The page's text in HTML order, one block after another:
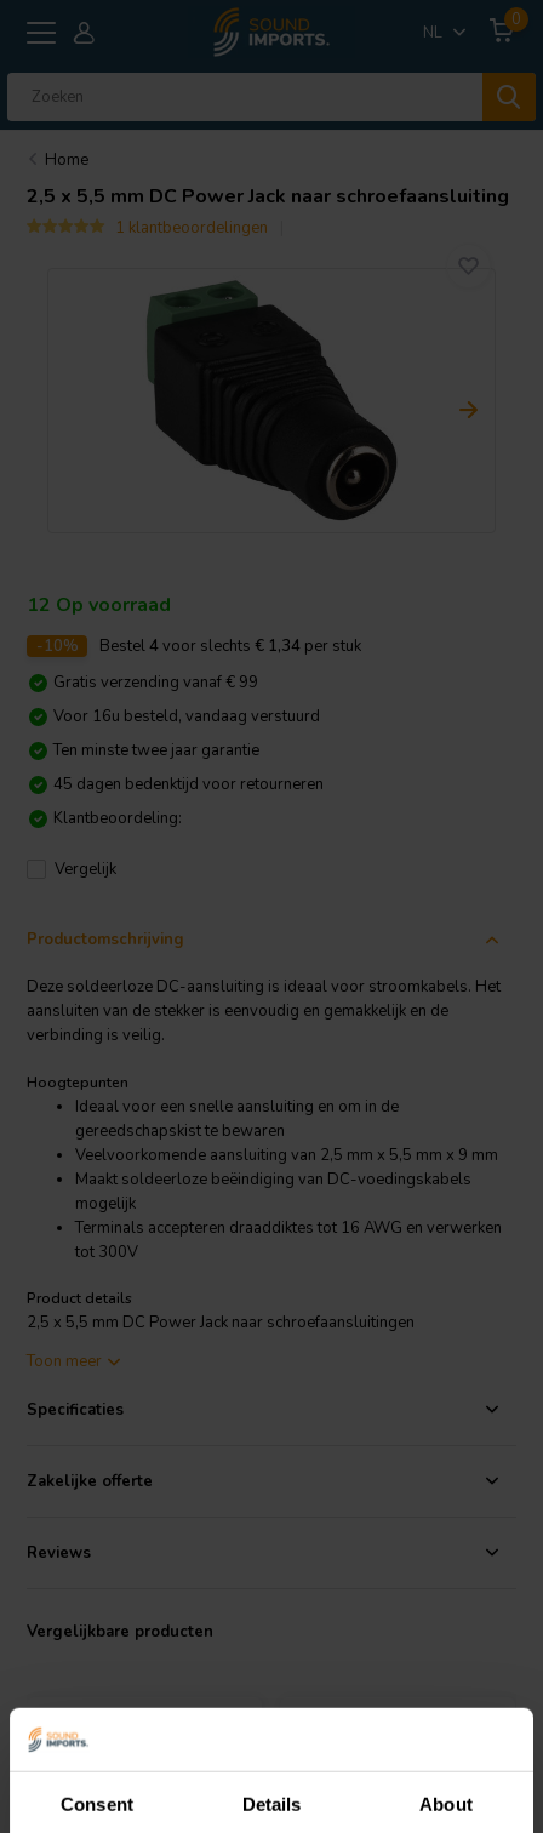
Consent Details About
NL
0
Home
2,5 x 5,5 mm DC Power Jack naar schroefaansluiting
1 klantbeoordelingen
12 Op voorraad
-10% Bestel4 voor slechts € 1,34 per stuk
Gratis verzending vanaf € 99
Voor 16u besteld, vandaag verstuurd
Ten minste twee jaar garantie
45 dagen bedenktijd voor retourneren
Klantbeoordeling:
Vergelijk
Productomschrijving
Deze soldeerloze DC-aansluiting is ideaal voor stroomkabels. Het
aansluiten van de stekker is eenvoudig en gemakkelijk en de
verbinding is veilig.
Hoogtepunten
Ideaal voor een snelle aansluiting en om in de
gereedschapskist te bewaren
Veelvoorkomende aansluiting van 2,5 mm x 5,5 mm x 9 mm
Maakt soldeerloze beëindiging van DC-voedingskabels
mogelijk
Terminals accepteren draaddiktes tot 16 AWG en verwerken
tot 300V
Product details
2,5 x 5,5 mm DC Power Jack naar schroefaansluitingen
Sluit de draad snel en veilig af met deze barrel jack. De
waardoor ze perfect zijn voor gebruik met CCTV-camera's,
Opmerking:dit is geen voeding of stroomomvormer. Zorg ervoor
Toon meer
Specificaties
Zakelijke offerte
Reviews
Vergelijkbare producten